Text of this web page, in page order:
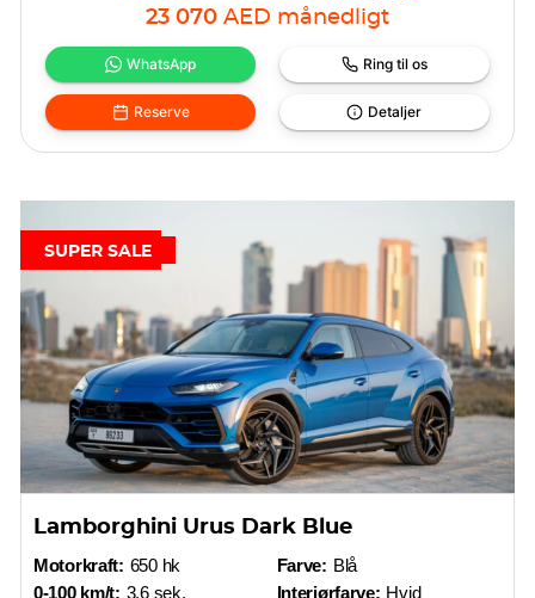
23 070 AED månedligt
WhatsApp Ring til os
Reserve Detaljer
SUPER SALE
Lamborghini Urus Dark Blue
Motorkraft: 650 hk
0-100 km/t: 3,6 sek.
Farve: Blå
Interiørfarve: Hvid